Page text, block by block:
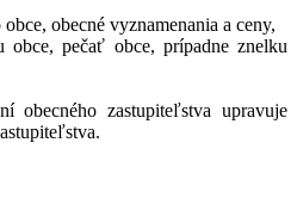
obecné vyznamenania a ceny,
pečať obce, prípadne znelku
obecného zastupiteľstva upravuje